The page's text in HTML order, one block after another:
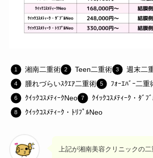
湘南二重術 Teen二重術
週末二
腫れづらいｽｸｴｱ二重術
ﾌｫｰｴﾊﾞｰ二重
ｸｲｯｸｺｽﾒﾃｨｰｸNeo
ｸｲｯｸｺｽﾒﾃｨｰｸ・ﾀﾞﾌ
ｸｲｯｸｺｽﾒﾃｨｰｸ・ﾄﾘﾌﾟﾙNeo
上記が湘南美容クリニックの二